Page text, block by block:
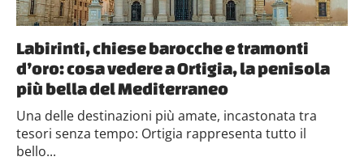
Labirinti, chiese barocche e tramonti
d’oro: cosa vedere a Ortigia, la penisola
più bella del Mediterraneo
Una delle destinazioni più amate, incastonata tra
tesori senza tempo: Ortigia rappresenta tutto il
bello...